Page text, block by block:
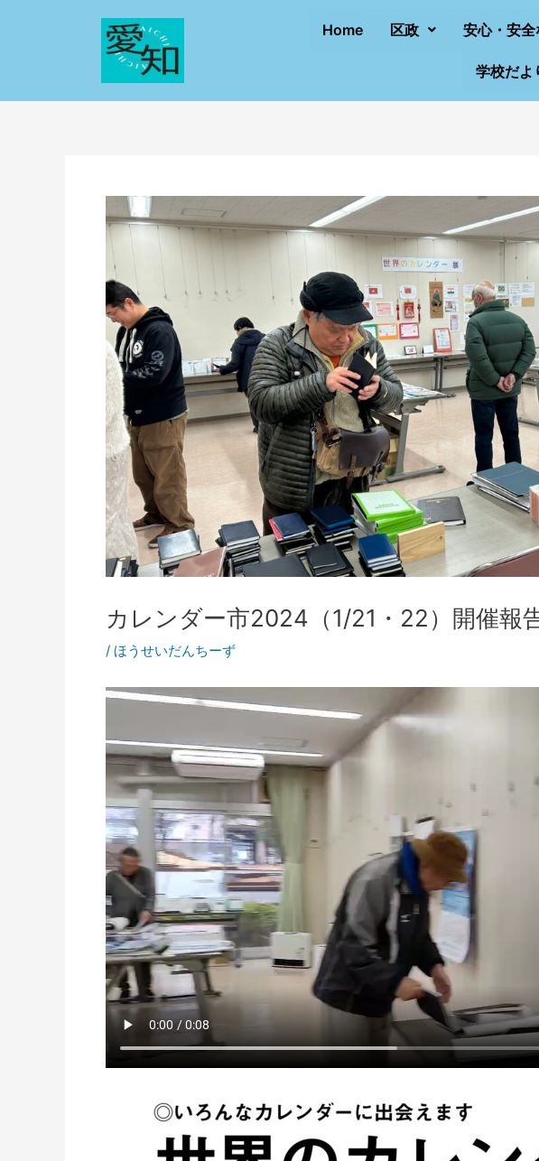
Home 区政 安心・安
学校だよ
カレンダー市2024（1/21・22）開催報
/ ほうせいだんちーず
navigation